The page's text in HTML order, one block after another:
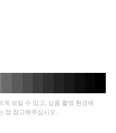
보일 수 있고, 상품 촬영 환경에
점 참고해주십시오.